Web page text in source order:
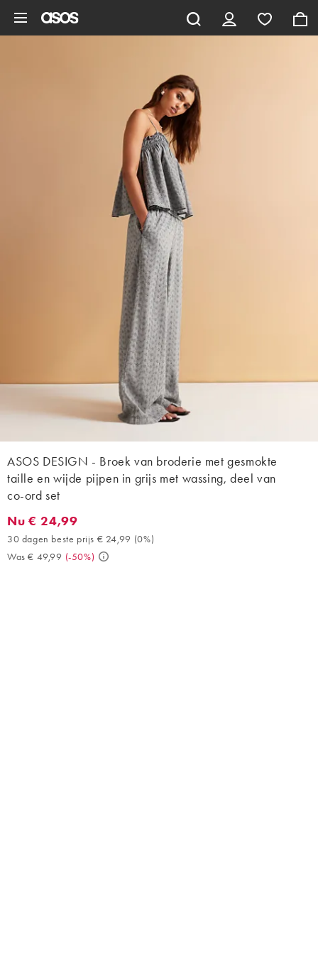
ASOS DESIGN - Broek van broderie met gesmokte
taille en wijde pijpen in grijs met wassing, deel van
co-ord set
Nu € 24,99. 30 dagen beste prijs € 24,99 (0%). Was € 49,99. (-
Nu € 24,99
30 dagen beste prijs € 24,99 (0%)
Was € 49,99 (-50%)